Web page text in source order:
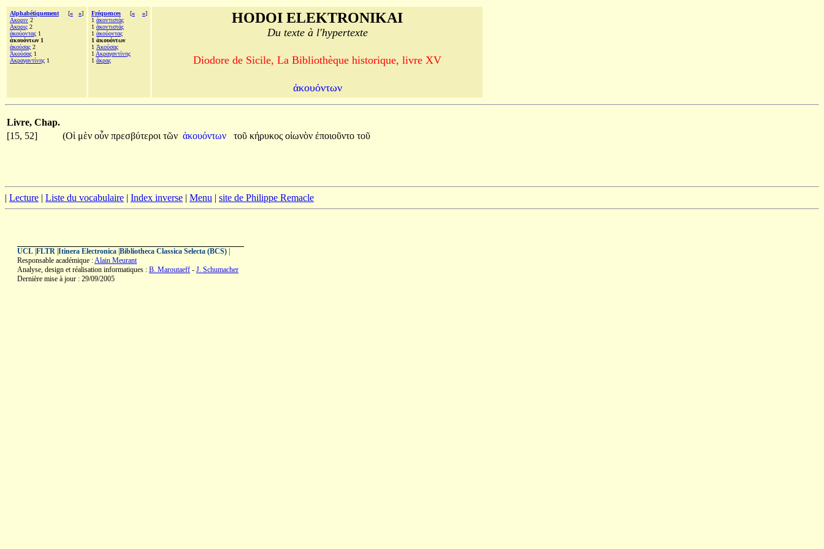
Alphabétiquement [« »]
Ακοριν 2
Ακορις 2
ἀκούοντας 1
ἀκουόντων 1
ἀκούσας 2
Ἀκούσας 1
Ακραγαντίνης 1
Fréquences [« »]
1 ἀκοντιστὰς
1 ἀκοντιστάς
1 ἀκούοντας
1 ἀκουόντων
1 Ἀκούσας
1 Ακραγαντίνης
1 ἄκρας
HODOI ELEKTRONIKAI
Du texte à l'hypertexte
Diodore de Sicile, La Bibliothèque historique, livre XV
ἀκουόντων
Livre, Chap.
[15, 52]
(Οἱ μὲν οὖν πρεσβύτεροι τῶν ἀκουόντων τοῦ κήρυκος οἰωνὸν ἐποιοῦντο τοῦ
| Lecture | Liste du vocabulaire | Index inverse | Menu | site de Philippe Remacle
UCL FLTR Itinera Electronica Bibliotheca Classica Selecta (BCS)
Responsable académique :Alain Meurant
Analyse, design et réalisation informatiques : B. Maroutaeff - J. Schumacher
Dernière mise à jour : 29/09/2005